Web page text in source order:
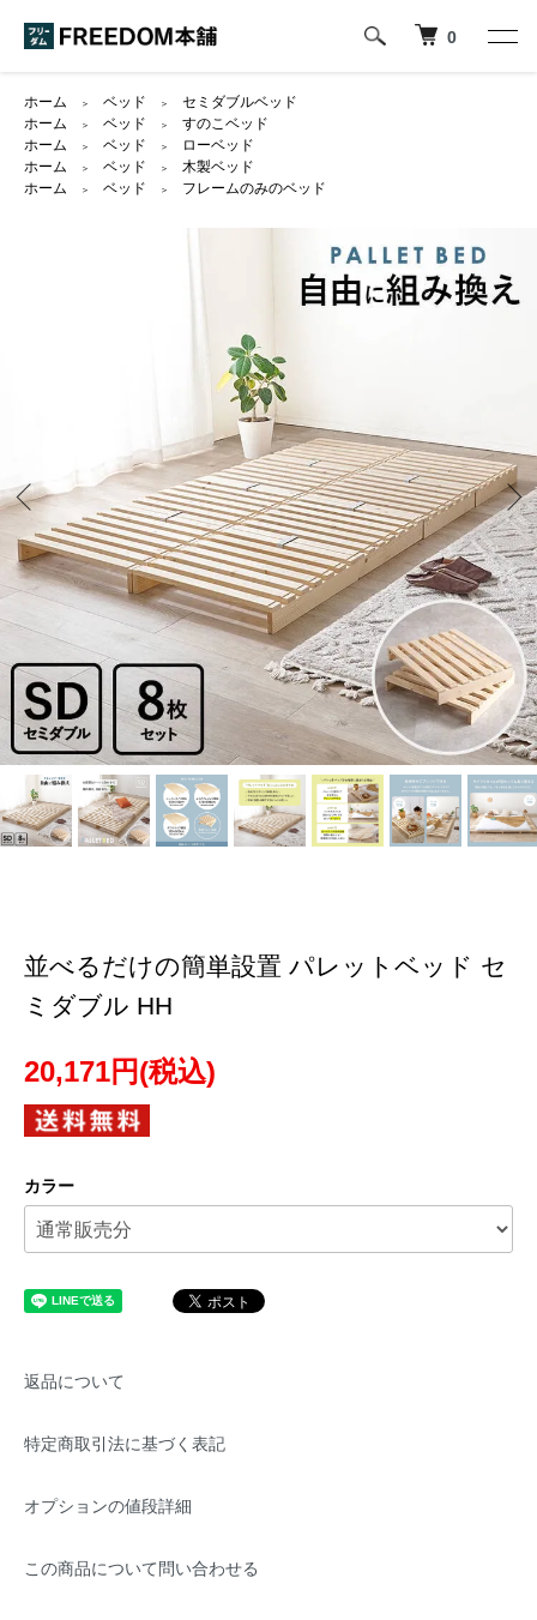
0
ホーム ＞ ベッド ＞
セミダブルベッド
ホーム
＞ ベッド ＞
すのこベッド
ホーム
＞ ベッド ＞
ローベッド
ホーム
＞ ベッド ＞
木製ベッド
ホーム
＞ ベッド ＞ フレームのみのベッド
並べるだけの簡単設置 パレットベッド セ
ミダブル HH
20,171円(税込)
カラー
返品について
特定商取引法に基づく表記
オプションの値段詳細
この商品について問い合わせる